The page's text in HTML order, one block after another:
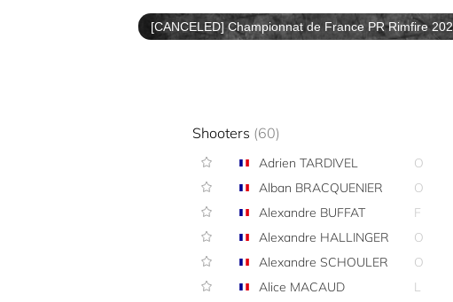
Shooters (60)
Adrien TARDIVEL
O
Alban BRACQUENIER
O
Alexandre BUFFAT
F
Alexandre HALLINGER
O
Alexandre SCHOULER
O
Alice MACAUD
L